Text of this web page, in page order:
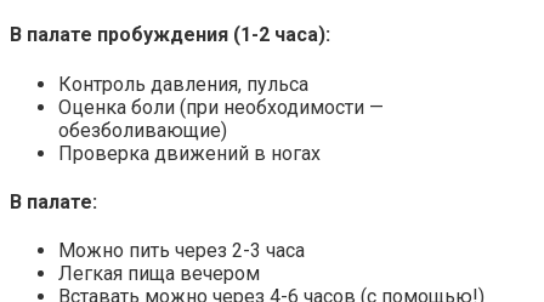
В палате пробуждения (1-2 часа):
Контроль давления, пульса
Оценка боли (при необходимости —
обезболивающие)
Проверка движений в ногах
В палате:
Можно пить через 2-3 часа
Легкая пища вечером
Вставать можно через 4-6 часов (с помощью!)